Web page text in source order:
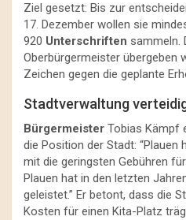
Ziel gesetzt: Bis zur
17. Dezember wollen sie
920 Unterschriften sammeln.
Oberbürgermeister übergeben
Zeichen gegen die geplante
Stadtverwaltung
Bürgermeister Tobias Kämpf
die Position der Stadt: “Plauen
mit die geringsten Gebühren
Plauen hat in den letzten
geleistet.” Er betont, dass die
Kosten für einen Kita-Platz